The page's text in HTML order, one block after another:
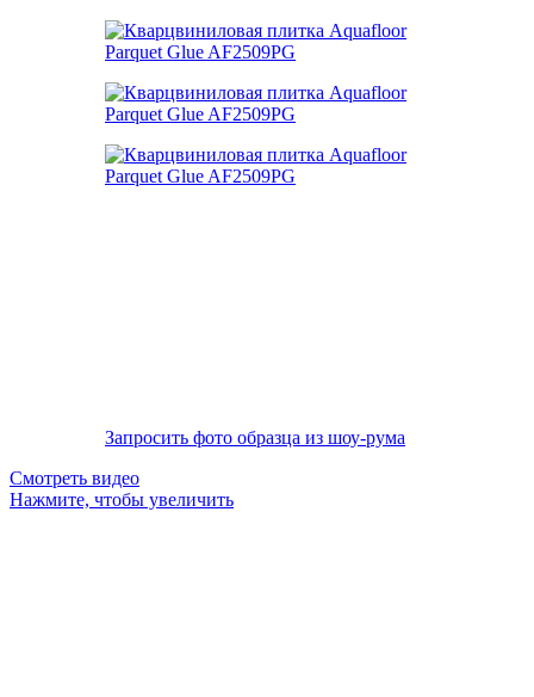
Запросить фото образца из шоу-рума
Смотреть видео
Нажмите, чтобы увеличить